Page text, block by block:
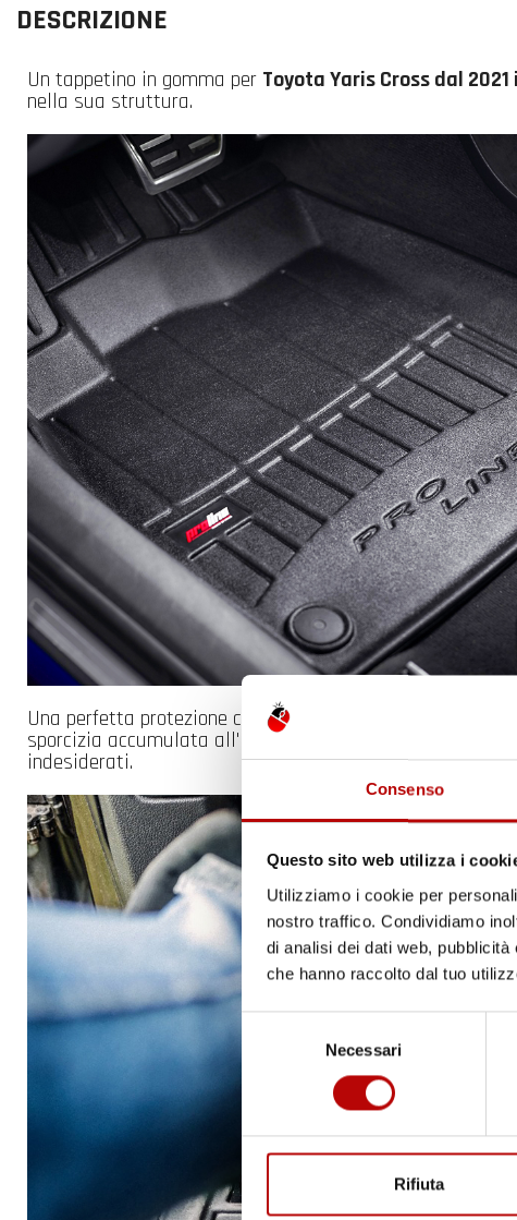
Consenso
Questo sito web utilizza i
Utilizziamo i cookie per
nostro traffico. Condividiamo
di analisi dei dati web,
che hanno raccolto dal tuo
Necessari
Rifiuta
DESCRIZIONE
Un tappetino in gomma per Toyota Yaris Cross dal 2021
nella sua struttura.
Una perfetta protezione contro lo sporco - I tappetini per
sporcizia accumulata all'interno del tappetino non
indesiderati.